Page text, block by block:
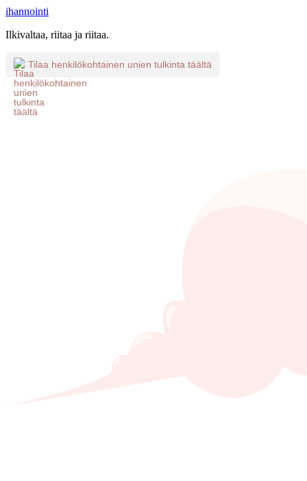
ihannointi
Ilkivaltaa, riitaa ja riitaa.
Tilaa henkilökohtainen unien tulkinta täältä